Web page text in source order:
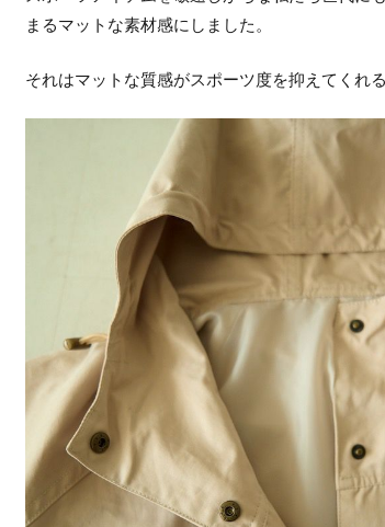
まるマットな素材感にしました。
それはマットな質感がスポーツ度を抑えてくれる